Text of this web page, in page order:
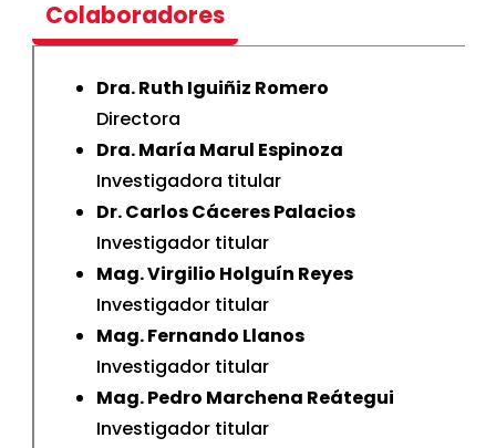
Colaboradores
Dra. Ruth Iguiñiz Romero
Directora
Dra. María Marul Espinoza
Investigadora titular
Dr. Carlos Cáceres Palacios
Investigador titular
Mag. Virgilio Holguín Reyes
Investigador titular
Mag. Fernando Llanos
Investigador titular
Mag. Pedro Marchena Reátegui
Investigador titular